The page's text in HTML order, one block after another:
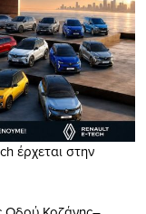
έρχεται στην